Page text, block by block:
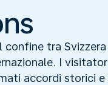
tra
I
accordi storici